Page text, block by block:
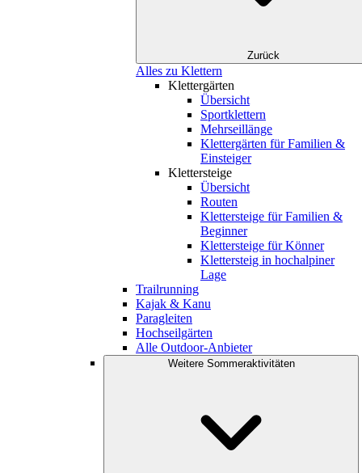
Zurück
Alles zu Klettern
Klettergärten
Übersicht
Sportklettern
Mehrseillänge
Klettergärten für Familien &
Einsteiger
Klettersteige
Übersicht
Routen
Klettersteige für Familien &
Beginner
Klettersteige für Könner
Klettersteig in hochalpiner
Lage
Trailrunning
Kajak & Kanu
Paragleiten
Hochseilgärten
Alle Outdoor-Anbieter
Weitere Sommeraktivitäten